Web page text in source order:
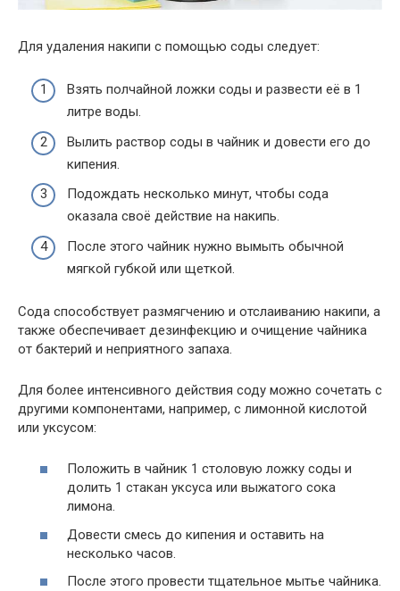
Для удаления накипи с помощью соды следует:
Взять полчайной ложки соды и развести её в 1
литре воды.
Вылить раствор соды в чайник и довести его до
кипения.
Подождать несколько минут, чтобы сода
оказала своё действие на накипь.
После этого чайник нужно вымыть обычной
мягкой губкой или щеткой.
Сода способствует размягчению и отслаиванию накипи, а
также обеспечивает дезинфекцию и очищение чайника
от бактерий и неприятного запаха.
Для более интенсивного действия соду можно сочетать с
другими компонентами, например, с лимонной кислотой
или уксусом:
Положить в чайник 1 столовую ложку соды и
долить 1 стакан уксуса или выжатого сока
лимона.
Довести смесь до кипения и оставить на
несколько часов.
После этого провести тщательное мытье чайника.